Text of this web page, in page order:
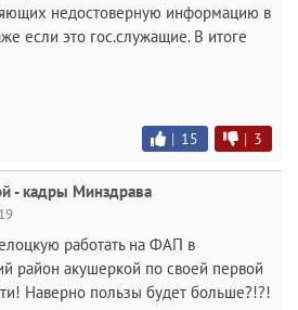
недостоверную информацию в
если это гос.служащие. В итоге
| 15 | 3
- кадры Минздрава
работать на ФАП в
район акушеркой по своей первой
Наверно пользы будет больше?!?!